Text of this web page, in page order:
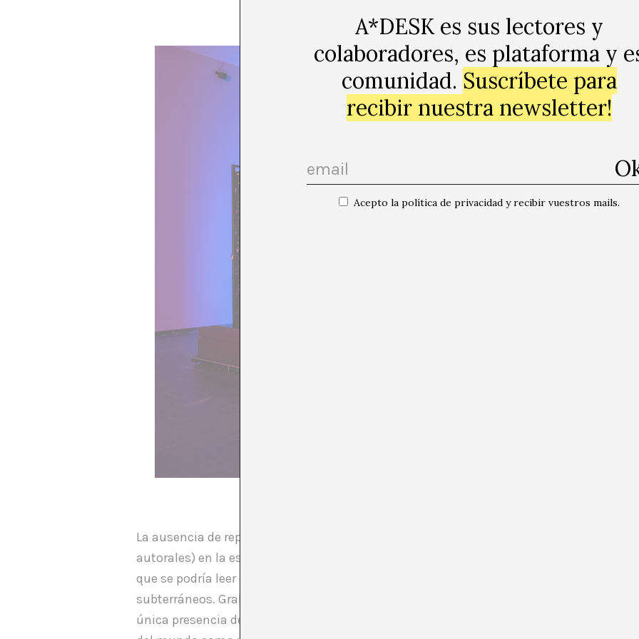
La ausencia de representación humana (de cuerpos, pero también de huellas,
autorales) en la estela de Bruno Latour, ayuda a repensar lo social como asociación,
que se podría leer como una película de fantasmas, Karlos Gil apunta a la elasticidad
subterráneos. Grabada en varios espacios del subsuelo de Madrid (túneles recónditos
única presencia de una luz intermitente y una densa nube de humo, la película es
A*DESK es sus lectores y
colaboradores, es plataforma y
comunidad. Suscríbete para
recibir nuestra newsletter!
Acepto la política de privacidad y recibir vuestros mails.